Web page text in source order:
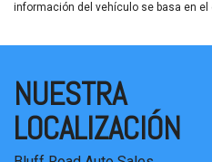
información del vehículo se basa en
NUESTRA
LOCALIZACIÓN